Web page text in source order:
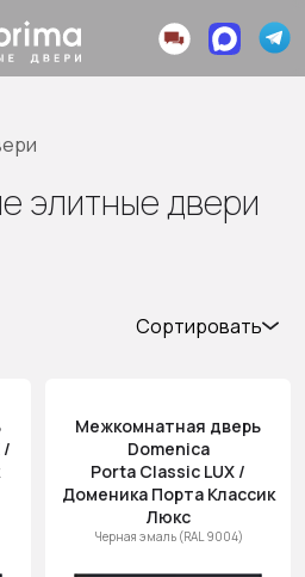
элитные двери
Сортировать
(возр.)
Цена (убыв.)
Cначала
новинки
/
Межкомнатная дверь
Domenica
Porta Classic LUX /
Доменика Порта Классик
Люкс
Черная эмаль (RAL 9004)